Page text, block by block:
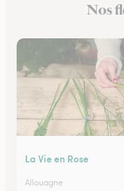
Fleuristes à Rang-
Nos
La Vie en Rose
Allouagne